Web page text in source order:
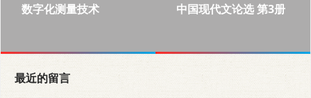
数字化测量技术
中国现代文论选 第3册
最近的留言